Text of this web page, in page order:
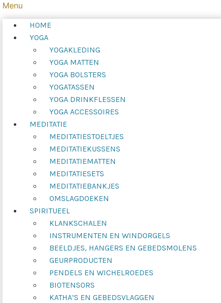
Menu
HOME
YOGA
YOGAKLEDING
YOGA MATTEN
YOGA BOLSTERS
YOGATASSEN
YOGA DRINKFLESSEN
YOGA ACCESSOIRES
MEDITATIE
MEDITATIESTOELTJES
MEDITATIEKUSSENS
MEDITATIEMATTEN
MEDITATIESETS
MEDITATIEBANKJES
OMSLAGDOEKEN
SPIRITUEEL
KLANKSCHALEN
INSTRUMENTEN EN WINDORGELS
BEELDJES, HANGERS EN GEBEDSMOLENS
GEURPRODUCTEN
PENDELS EN WICHELROEDES
BIOTENSORS
KATHA’S EN GEBEDSVLAGGEN